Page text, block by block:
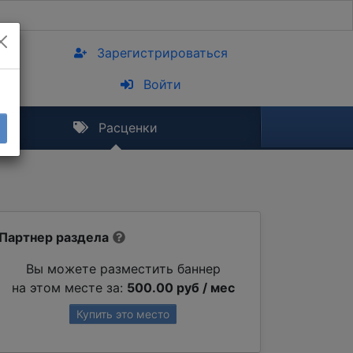
Зарегистрироваться
Войти
Расценки
Партнер раздела
Вы можете разместить баннер
на этом месте за: 500.00 руб / мес
Купить это место